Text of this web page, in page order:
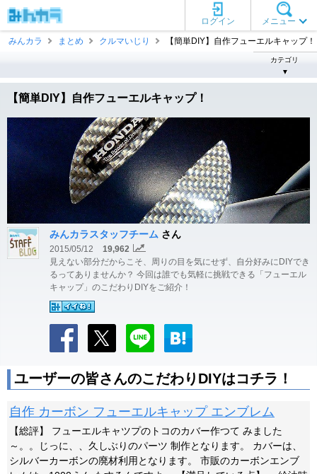
メニュー
ログイン
みんカラ
まとめ クルマいじり 【簡単DIY】自作フューエルキャップ！
カテゴリ
▼
【簡単DIY】自作フューエルキャップ！
みんカラスタッフチーム さん
2015/05/12
19,962
見えない部分だからこそ、周りの目を気にせず、自分好みにDIYでき
るってありませんか？ 今回は誰でも気軽に挑戦できる「フューエル
キャップ」のこだわりDIYをご紹介！
ユーザーの皆さんのこだわりDIYはコチラ！
自作 カーボン フューエルキャップ エンブレム
【総評】 フューエルキャツプのトコのカバー作つて みました
～。。じっに、、久しぶりのパーツ 制作となります。 カバーは、
シルバーカーボンの廃材利用となります。 市販のカーボンエンブ